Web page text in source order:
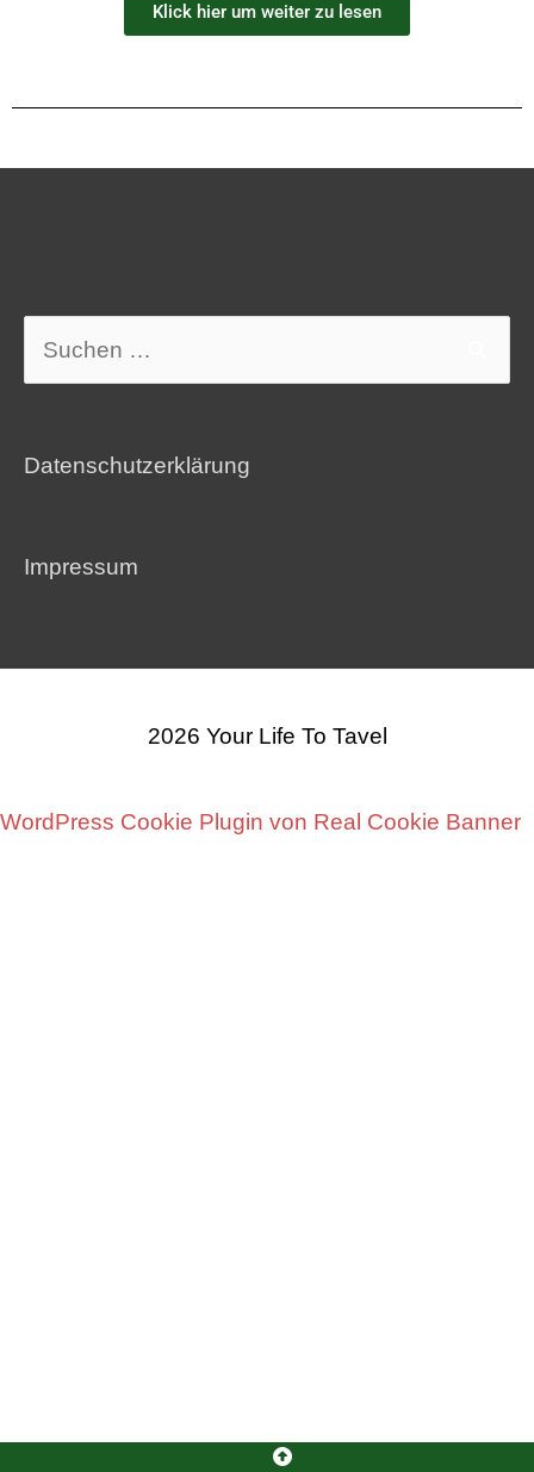
Klick hier um weiter zu lesen
Suchen
nach:
Datenschutzerklärung
Impressum
2026 Your Life To Tavel
WordPress Cookie Plugin von Real Cookie Banner